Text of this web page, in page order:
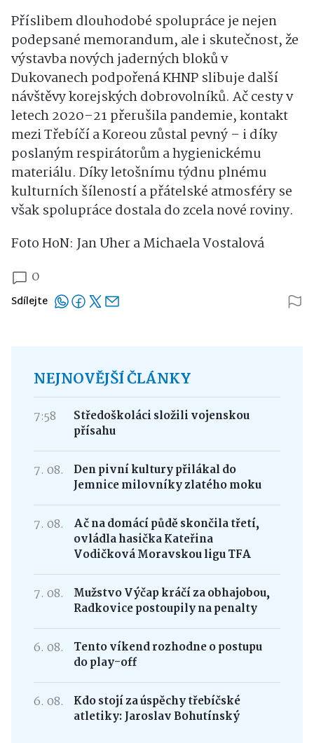
Příslibem dlouhodobé spolupráce je nejen
podepsané memorandum, ale i skutečnost, že
výstavba nových jaderných bloků v
Dukovanech podpořená KHNP slibuje další
návštěvy korejských dobrovolníků. Ač cesty v
letech 2020–21 přerušila pandemie, kontakt
mezi Třebíčí a Koreou zůstal pevný – i díky
poslaným respirátorům a hygienickému
materiálu. Díky letošnímu týdnu plnému
kulturních šíleností a přátelské atmosféry se
však spolupráce dostala do zcela nové roviny.
Foto HoN: Jan Uher a Michaela Vostalová
0
Sdílejte
NEJNOVĚJŠÍ ČLÁNKY
7:58
Středoškoláci složili vojenskou
přísahu
7. 08.
Den pivní kultury přilákal do
Jemnice milovníky zlatého moku
7. 08.
Ač na domácí půdě skončila třetí,
ovládla hasička Kateřina
Vodičková Moravskou ligu TFA
7. 08.
Mužstvo Výčap kráčí za obhajobou,
Radkovice postoupily na penalty
6. 08.
Tento víkend rozhodne o postupu
do play-off
6. 08.
Kdo stojí za úspěchy třebíčské
atletiky: Jaroslav Bohutínský